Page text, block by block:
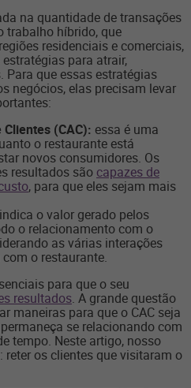
na quantidade de transações
trabalho híbrido, que
residenciais e comerciais,
para atrair,
Para que essas estratégias
negócios, elas precisam levar
(CAC): essa é uma
o restaurante está
novos consumidores. Os
resultados são capazes de
, para que eles sejam mais
indica o valor gerado pelos
o relacionamento com o
as várias interações
o restaurante.
para que o seu
resultados. A grande questão
maneiras para que o CAC seja
se relacionando com
tempo. Neste artigo, nosso
os clientes que visitaram o